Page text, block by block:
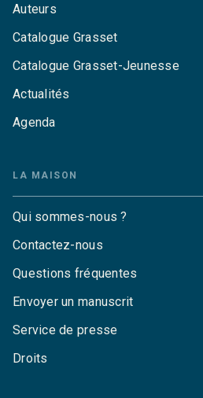
Auteurs
Catalogue Grasset
Catalogue Grasset-Jeunesse
Actualités
Agenda
LA MAISON
Qui sommes-nous ?
Contactez-nous
Questions fréquentes
Envoyer un manuscrit
Service de presse
Droits